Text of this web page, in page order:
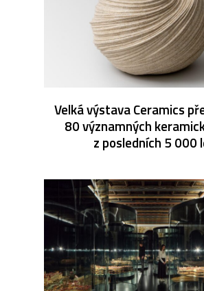
Velká výstava Ceramics
80 významných
z posledních 5 000